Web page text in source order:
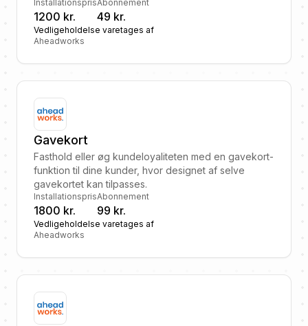
Installationspris
1200 kr.
Abonnement
49 kr.
Vedligeholdelse varetages af
Aheadworks
Gavekort
Fasthold eller øg kundeloyaliteten med en gavekort-
funktion til dine kunder, hvor designet af selve
gavekortet kan tilpasses.
Installationspris
1800 kr.
Abonnement
99 kr.
Vedligeholdelse varetages af
Aheadworks